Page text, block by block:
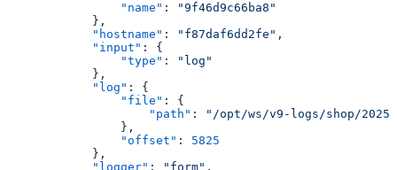
                "name"
:
"9f46d9c66ba8"
            },
            "hostname"
: "f87daf6dd2fe" ,
            "input"
: {
                "type"
:
"log"
            },
            "log"
: {
                "file"
: {
                    "path"
:
"/opt/ws/v9-logs/shop/
                },
                "offset"
: 5825
            },
            "logger"
: "form" ,